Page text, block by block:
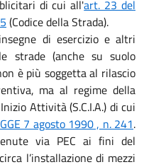
di cui all'art. 23 del
(Codice della Strada).
di esercizio e altri
strade (anche su suolo
è più soggetta al rilascio
ma al regime della
Attività (S.C.I.A.) di cui
7 agosto 1990 , n. 241.
via PEC ai fini del
l’installazione di mezzi